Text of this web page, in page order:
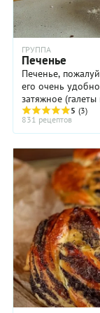
ГРУППА
Печенье
Печенье,
его очень удобно
затяжное
5 (3)
831 рецептов